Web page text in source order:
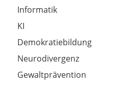
Informatik
KI
Demokratiebildung
Neurodivergenz
Gewaltprävention